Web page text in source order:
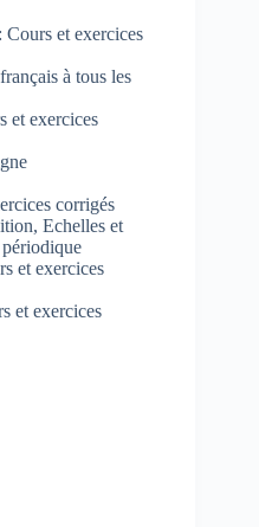
et exercices
à tous les
et exercices
corrigés
Echelles et
et exercices
et exercices